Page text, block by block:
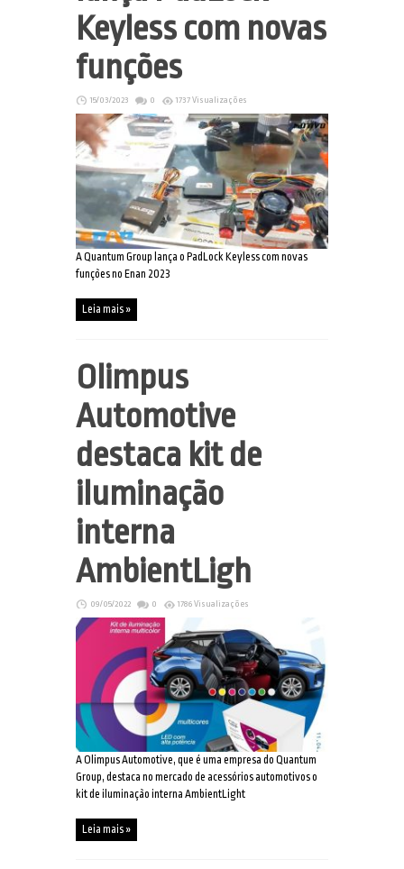
Keyless com novas
funções
15/03/2023 0 1737 Visualizações
A Quantum Group lança o PadLock Keyless com novas
funções no Enan 2023
Leia mais »
Olimpus
Automotive
destaca kit de
iluminação
interna
AmbientLigh
09/05/2022 0 1786 Visualizações
A Olimpus Automotive, que é uma empresa do Quantum
Group, destaca no mercado de acessórios automotivos o
kit de iluminação interna AmbientLight
Leia mais »